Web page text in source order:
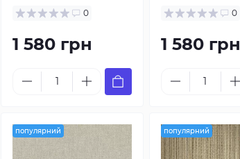
0
1 580 грн
0
1 580 грн
популярний популярний